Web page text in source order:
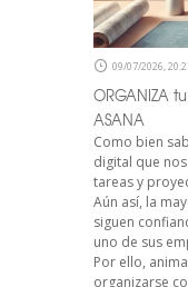
09/07/2026,
ORGANIZA
ASANA
Como bien
digital que
tareas y
Aún así, la
siguen
uno de sus
Por ello,
organizarse